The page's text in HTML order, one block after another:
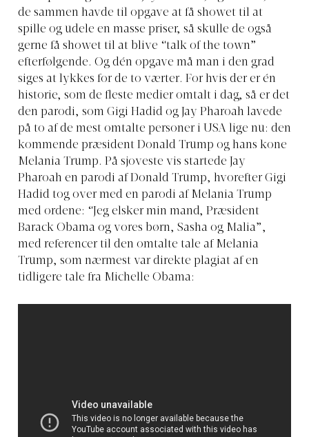
de sammen havde til opgave at få showet til at
spille og udele en masse priser, så skulle de også
gerne få showet til at blive “talk of the town”
efterfølgende. Og dén opgave må man i den grad
siges at lykkes for de to værter. For hvis der er én
historie, som de fleste medier omtalt i dag, så er det
den parodi, som Gigi Hadid og Jay Pharoah lavede
på to af de mest omtalte personer i USA lige nu: den
kommende præsident Donald Trump og hans kone
Melania Trump. På sjoveste vis startede Jay
Pharoah en parodi af Donald Trump, hvorefter Gigi
Hadid tog over med en parodi af Melania Trump
med ordene: “Jeg elsker min mand, Præsident
Barack Obama og vores børn, Sasha og Malia”,
med referencer til den omtalte tale af Melania
Trump, som nærmest var direkte plagiat af en
tidligere tale fra Michelle Obama: